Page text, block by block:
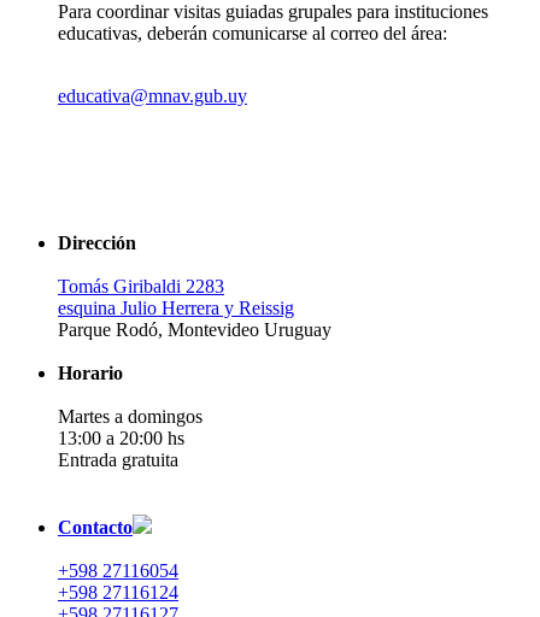
Para coordinar visitas guiadas grupales para instituciones
educativas, deberán comunicarse al correo del área:
educativa@mnav.gub.uy
Dirección
Tomás Giribaldi 2283
esquina Julio Herrera y Reissig
Parque Rodó, Montevideo Uruguay
Horario
Martes a domingos
13:00 a 20:00 hs
Entrada gratuita
Contacto
+598 27116054
+598 27116124